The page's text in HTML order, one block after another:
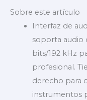
Sobre este artículo
Interfaz de
soporta audio
bits/192 kHz
profesional.
derecho para
instrumentos